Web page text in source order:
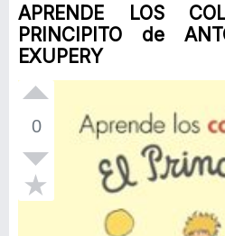
add
Menu
APRENDE LOS
PRINCIPITO de
EXUPERY
0